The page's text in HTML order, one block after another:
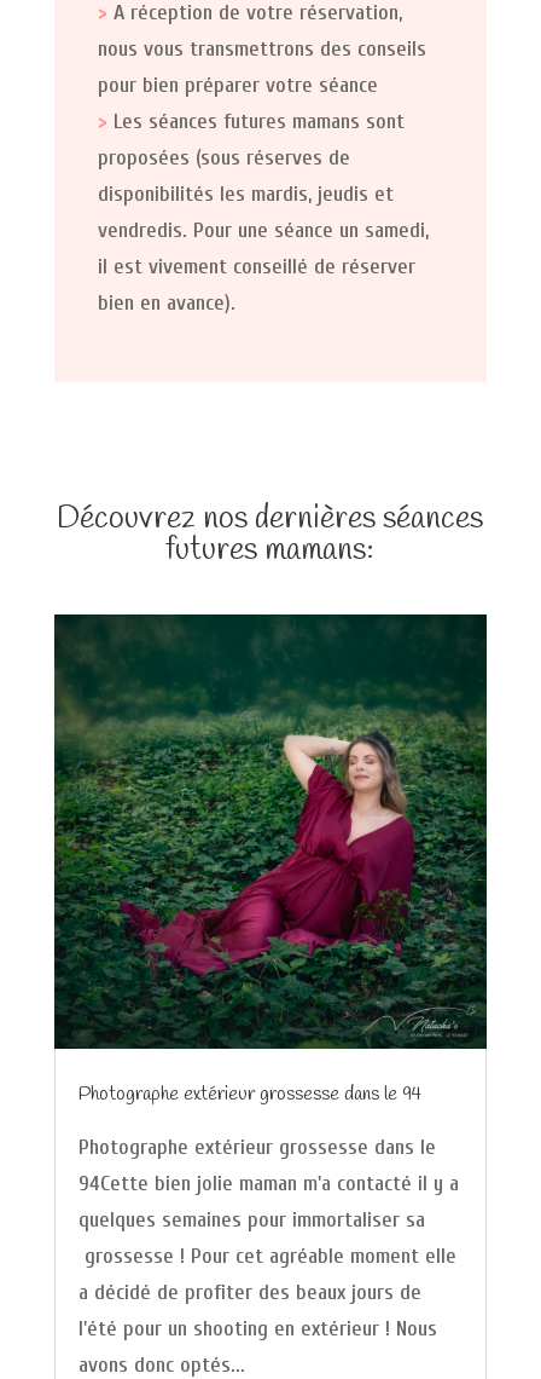
> A réception de votre réservation,
nous vous transmettrons des conseils
pour bien préparer votre séance
> Les séances futures mamans sont
proposées (sous réserves de
disponibilités les mardis, jeudis et
vendredis. Pour une séance un samedi,
il est vivement conseillé de réserver
bien en avance).
Découvrez nos dernières séances
futures mamans:
Photographe extérieur grossesse dans le 94
Photographe extérieur grossesse dans le
94Cette bien jolie maman m'a contacté il y a
quelques semaines pour immortaliser sa
grossesse ! Pour cet agréable moment elle
a décidé de profiter des beaux jours de
l'été pour un shooting en extérieur ! Nous
avons donc optés...